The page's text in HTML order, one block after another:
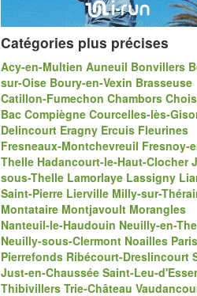
Catégories plus précises
Acy-en-Multien Auneuil Bonvillers
sur-Oise Boury-en-Vexin Brasseuse
Catillon-Fumechon Chambors
Bac Compiègne Courcelles-lès-
Delincourt Eragny Ercuis Fleurines
Fresneaux-Montchevreuil Fresnoy-
Thelle Hadancourt-le-Haut-Clocher
sous-Thelle Lamorlaye Lassigny
Saint-Pierre Lierville Milly-sur-
Montataire Montjavoult Morangles
Nanteuil-le-Haudouin Neuilly-en-
Neuilly-sous-Clermont Noailles Paris
Pierrefonds Ribécourt-Dreslincourt
Just-en-Chaussée Saint-Leu-
Thibivillers Trie-Château